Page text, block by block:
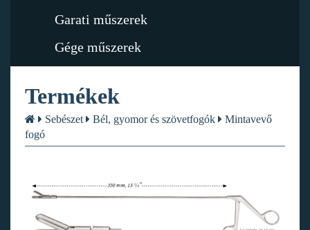
Garati műszerek
Gége műszerek
Termékek
Sebészet Bél, gyomor és szövetfogók
Mintavevő
fogó